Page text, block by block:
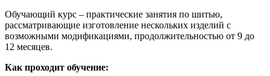
Обучающий курс – практические занятия по шитью,
рассматривающие изготовление нескольких изделий с
возможными модификациями, продолжительностью от 9 до
12 месяцев.
Как проходит обучение: